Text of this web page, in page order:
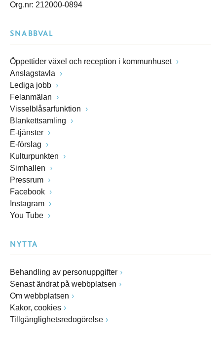
Org.nr: 212000-0894
SNABBVAL
Öppettider växel och reception i kommunhuset
Anslagstavla
Lediga jobb
Felanmälan
Visselblåsarfunktion
Blankettsamling
E-tjänster
E-förslag
Kulturpunkten
Simhallen
Pressrum
Facebook
Instagram
You Tube
NYTTA
Behandling av personuppgifter
Senast ändrat på webbplatsen
Om webbplatsen
Kakor, cookies
Tillgänglighetsredogörelse